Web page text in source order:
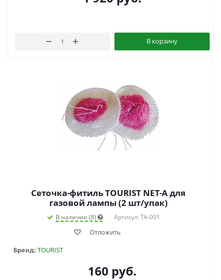
В корзину
Сеточка-фитиль TOURIST NET-A для
газовой лампы (2 шт/упак)
В наличии (8) Артикул: TA-001
Отложить
Бренд: TOURIST
160 руб.